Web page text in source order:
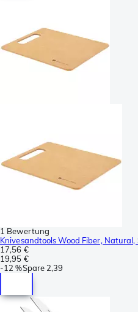
1 Bewertung
Knivesandtools Wood Fiber,
17,56 €
19,95 €
-12 %Spare 2,39